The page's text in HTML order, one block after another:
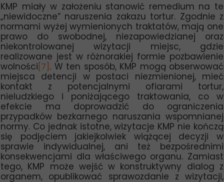
KMP miały w założeniu stanowić remedium na te
„niewidoczne” naruszenia zakazu tortur. Zgodnie z
normami wyżej wymienionych traktatów, mają one
prawo do swobodnej, niezapowiedzianej oraz
niekontrolowanej wizytacji miejsc, gdzie
realizowane jest w różnorakiej formie pozbawienie
wolności [7] . W ten sposób, KMP mogą obserwować
miejsca detencji w postaci niezmienionej, mieć
kontakt z potencjalnymi ofiarami tortur,
nieludzkiego i poniżającego traktowania, co w
efekcie ma doprowadzić do ograniczenia
przypadków bezkarnego naruszania wspomnianej
normy. Co jednak istotne, wizytacje KMP nie kończą
się podjęciem jakiejkolwiek wiążącej decyzji w
sprawie indywidualnej, ani też bezpośrednimi
konsekwencjami dla właściwego organu. Zamiast
tego, KMP może wejść w konstruktywny dialog z
organem, opublikować sprawozdanie z wizytacji,